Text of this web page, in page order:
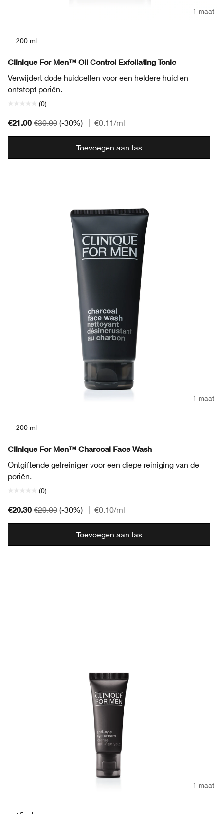
1 maat
200 ml
Clinique For Men™ Oil Control Exfoliating Tonic
Verwijdert dode huidcellen voor een heldere huid en
ontstopt poriën.
(0)
€21.00 €30.00 (-30%) €0.11/ml
Toevoegen aan tas
1 maat
200 ml
Clinique For Men™ Charcoal Face Wash
Ontgiftende gelreiniger voor een diepe reiniging van de
poriën.
(0)
€20.30 €29.00 (-30%) €0.10/ml
Toevoegen aan tas
1 maat